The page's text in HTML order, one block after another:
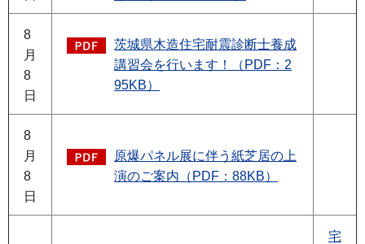
8
月
8
日
茨城県木造住宅耐震診断士養成
講習会を行います！（PDF：2
95KB）
8
月
8
日
原爆パネル展に伴う紙芝居の上
演のご案内（PDF：88KB）
宅